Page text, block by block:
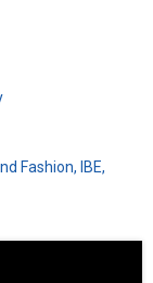
Fashion, IBE,